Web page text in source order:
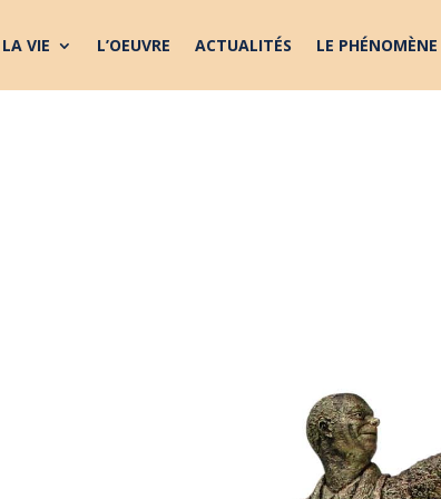
LA VIE L’OEUVRE ACTUALITÉS LE PHÉNOMÈNE